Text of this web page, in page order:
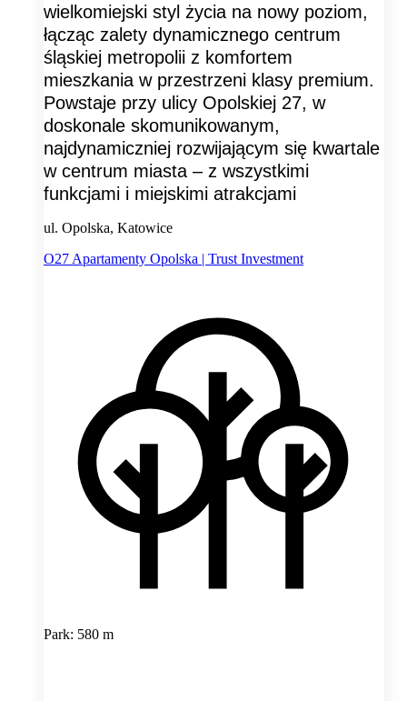
wielkomiejski styl życia na nowy poziom,
łącząc zalety dynamicznego centrum
śląskiej metropolii z komfortem
mieszkania w przestrzeni klasy premium.
Powstaje przy ulicy Opolskiej 27, w
doskonale skomunikowanym,
najdynamiczniej rozwijającym się kwartale
w centrum miasta – z wszystkimi
funkcjami i miejskimi atrakcjami
ul. Opolska, Katowice
O27 Apartamenty Opolska | Trust Investment
Park: 580 m